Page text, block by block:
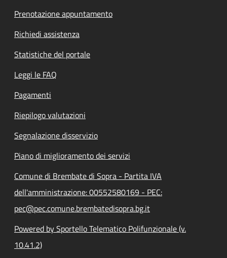
Prenotazione appuntamento
Richiedi assistenza
Statistiche del portale
Leggi le FAQ
Pagamenti
Riepilogo valutazioni
Segnalazione disservizio
Piano di miglioramento dei servizi
Comune di Brembate di Sopra - Partita IVA
dell'amministrazione: 00552580169 - PEC:
pec@pec.comune.brembatedisopra.bg.it
Powered by Sportello Telematico Polifunzionale (v.
10.41.2)